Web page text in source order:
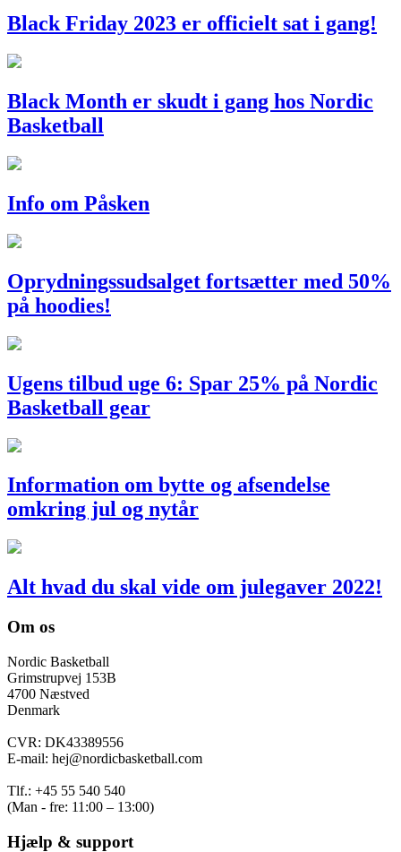
Black Friday 2023 er officielt sat i gang!
Black Month er skudt i gang hos Nordic
Basketball
Info om Påsken
Oprydningssudsalget fortsætter med 50%
på hoodies!
Ugens tilbud uge 6: Spar 25% på Nordic
Basketball gear
Information om bytte og afsendelse
omkring jul og nytår
Alt hvad du skal vide om julegaver 2022!
Om os
Nordic Basketball
Grimstrupvej 153B
4700 Næstved
Denmark
CVR: DK43389556
E-mail: hej@nordicbasketball.com
Tlf.: +45 55 540 540
(Man - fre: 11:00 – 13:00)
Hjælp & support